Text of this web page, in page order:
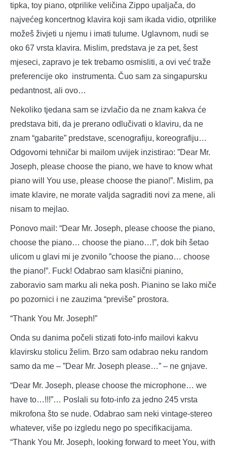
tipka, toy piano, otprilike veličina Zippo upaljača, do
najvećeg koncertnog klavira koji sam ikada vidio, otprilike
možeš živjeti u njemu i imati tulume. Uglavnom, nudi se
oko 67 vrsta klavira. Mislim, predstava je za pet, šest
mjeseci, zapravo je tek trebamo osmisliti, a ovi već traže
preferencije oko instrumenta. Čuo sam za singapursku
pedantnost, ali ovo…
Nekoliko tjedana sam se izvlačio da ne znam kakva će
predstava biti, da je prerano odlučivati o klaviru, da ne
znam “gabarite” predstave, scenografiju, koreografiju…
Odgovorni tehničar bi mailom uvijek inzistirao: ”Dear Mr.
Joseph, please choose the piano, we have to know what
piano will You use, please choose the piano!”. Mislim, pa
imate klavire, ne morate valjda sagraditi novi za mene, ali
nisam to mejlao.
Ponovo mail: “Dear Mr. Joseph, please choose the piano,
choose the piano… choose the piano…!”, dok bih šetao
ulicom u glavi mi je zvonilo ”choose the piano… choose
the piano!”. Fuck! Odabrao sam klasični pianino,
zaboravio sam marku ali neka posh. Pianino se lako miče
po pozornici i ne zauzima “previše” prostora.
“Thank You Mr. Joseph!”
Onda su danima počeli stizati foto-info mailovi kakvu
klavirsku stolicu želim. Brzo sam odabrao neku random
samo da me – ”Dear Mr. Joseph please…” – ne gnjave.
“Dear Mr. Joseph, please choose the microphone… we
have to…!!!”… Poslali su foto-info za jedno 245 vrsta
mikrofona što se nude. Odabrao sam neki vintage-stereo
whatever, više po izgledu nego po specifikacijama.
“Thank You Mr. Joseph, looking forward to meet You, with